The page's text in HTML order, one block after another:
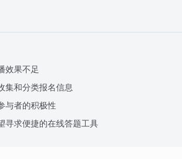
效果不足
集和分类报名信息
与者的积极性
寻求便捷的在线答题工具